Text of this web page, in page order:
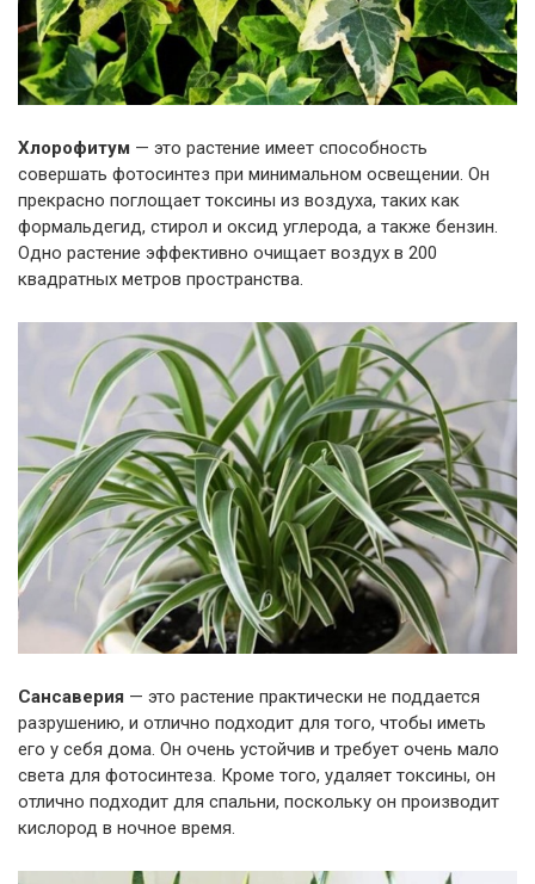
Хлорофитум — это растение имеет способность
совершать фотосинтез при минимальном освещении. Он
прекрасно поглощает токсины из воздуха, таких как
формальдегид, стирол и оксид углерода, а также бензин.
Одно растение эффективно очищает воздух в 200
квадратных метров пространства.
Сансаверия — это растение практически не поддается
разрушению, и отлично подходит для того, чтобы иметь
его у себя дома. Он очень устойчив и требует очень мало
света для фотосинтеза. Кроме того, удаляет токсины, он
отлично подходит для спальни, поскольку он производит
кислород в ночное время.